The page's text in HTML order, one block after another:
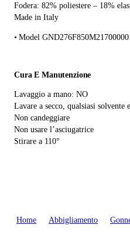
Fodera: 82% poliestere – 18%
Made in Italy
Model
Cura E Manutenzione
Lavaggio a mano: NO
Lavare a secco, qualsiasi
Non candeggiare
Non usare l’asciugatrice
Stirare a 110°
Home Abbigliamento